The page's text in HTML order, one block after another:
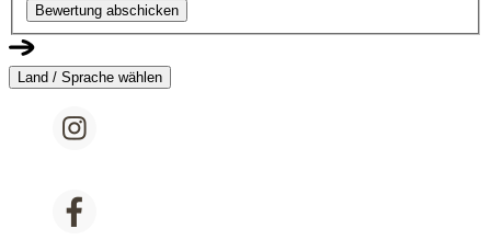
Bewertung abschicken
Land / Sprache wählen